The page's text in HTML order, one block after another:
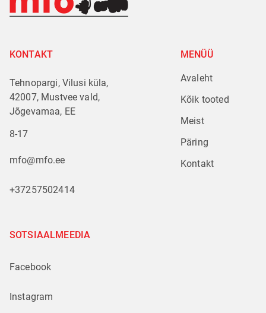
KONTAKT
Tehnopargi, Vilusi küla,
42007, Mustvee vald,
Jõgevamaa, EE
8-17
mfo@mfo.ee
+37257502414
MENÜÜ
Avaleht
Kõik tooted
Meist
Päring
Kontakt
SOTSIAALMEEDIA
Facebook
Instagram